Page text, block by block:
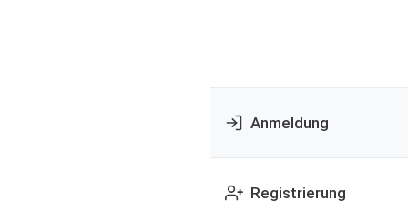
Anmeldung
Registrierung